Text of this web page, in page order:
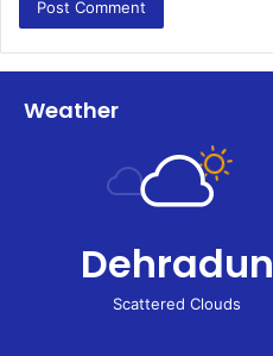
Weather
Dehradun
Scattered Clouds